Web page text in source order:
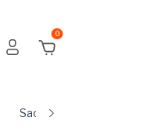
0
Sachês